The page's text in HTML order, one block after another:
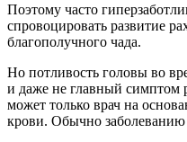
Поэтому часто
спровоцировать развитие
благополучного чада.
Но потливость головы во
и даже не главный симптом
может только врач на
крови. Обычно заболеванию